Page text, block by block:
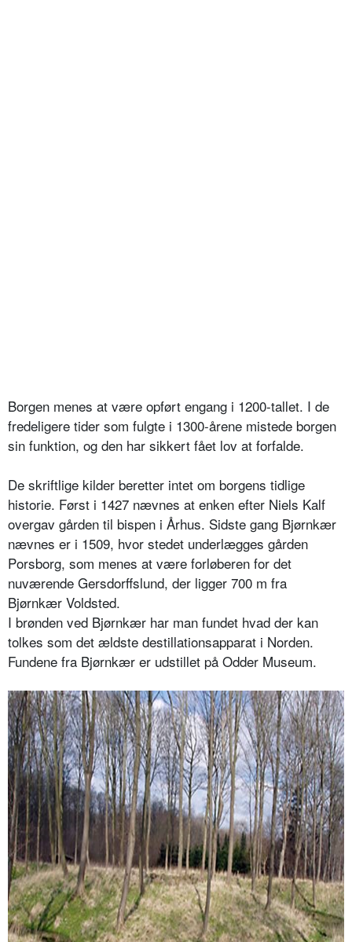
Borgen menes at være opført engang i 1200-tallet. I de
fredeligere tider som fulgte i 1300-årene mistede borgen
sin funktion, og den har sikkert fået lov at forfalde.
De skriftlige kilder beretter intet om borgens tidlige
historie. Først i 1427 nævnes at enken efter Niels Kalf
overgav gården til bispen i Århus. Sidste gang Bjørnkær
nævnes er i 1509, hvor stedet underlægges gården
Porsborg, som menes at være forløberen for det
nuværende Gersdorffslund, der ligger 700 m fra
Bjørnkær Voldsted.
I brønden ved Bjørnkær har man fundet hvad der kan
tolkes som det ældste destillationsapparat i Norden.
Fundene fra Bjørnkær er udstillet på Odder Museum.